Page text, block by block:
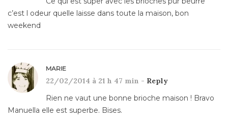
c’est l odeur quelle laisse dans toute la maison, bon
weekend
MARIE
22/02/2014 à 21 h 47 min - Reply
Rien ne vaut une bonne brioche maison ! Bravo
Manuella elle est superbe. Bises.